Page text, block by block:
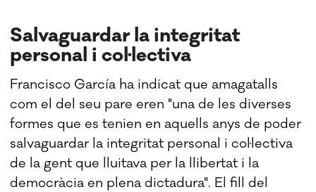
Salvaguardar la integritat
personal i col·lectiva
Francisco García ha indicat que amagatalls
com el del seu pare eren "una de les diverses
formes que es tenien en aquells anys de poder
salvaguardar la integritat personal i col·lectiva
de la gent que lluitava per la llibertat i la
democràcia en plena dictadura". El fill del